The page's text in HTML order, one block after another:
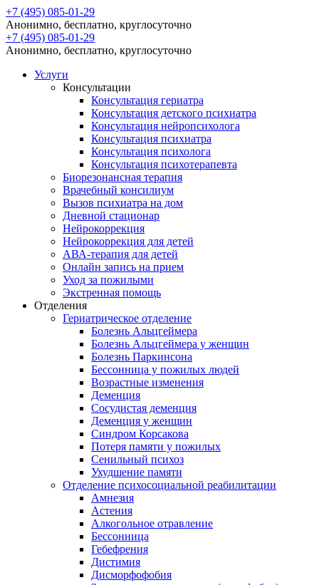
+7 (495) 085-01-29
Анонимно, бесплатно, круглосуточно
+7 (495) 085-01-29
Анонимно, бесплатно, круглосуточно
Услуги
Консультации
Консультация гериатра
Консультация детского психиатра
Консультация нейропсихолога
Консультация психиатра
Консультация психолога
Консультация психотерапевта
Биорезонансная терапия
Врачебный консилиум
Вызов психиатра на дом
Дневной стационар
Нейрокоррекция
Нейрокоррекция для детей
АВА-терапия для детей
Онлайн запись на прием
Уход за пожилыми
Экстренная помощь
Отделения
Гериатрическое отделение
Болезнь Альцгеймера
Болезнь Альцгеймера у женщин
Болезнь Паркинсона
Бессонница у пожилых людей
Возрастные изменения
Деменция
Сосудистая деменция
Деменция у женщин
Синдром Корсакова
Потеря памяти у пожилых
Сенильный психоз
Ухудшение памяти
Отделение психосоциальной реабилитации
Амнезия
Астения
Алкогольное отравление
Бессонница
Гебефрения
Дистимия
Дисморфофобия